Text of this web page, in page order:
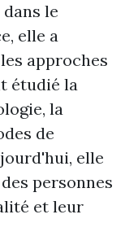
le
elle a
approches
étudié la
la
de
elle
personnes
et leur